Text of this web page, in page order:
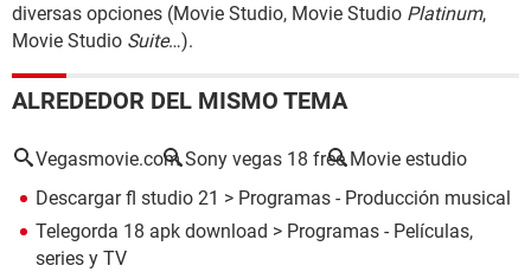
diversas opciones (Movie Studio, Movie Studio Platinum,
Movie Studio Suite…).
ALREDEDOR DEL MISMO TEMA
Vegasmovie.com Sony vegas 18 free Movie estudio
Descargar fl studio 21 > Programas - Producción musical
Telegorda 18 apk download > Programas - Películas,
series y TV